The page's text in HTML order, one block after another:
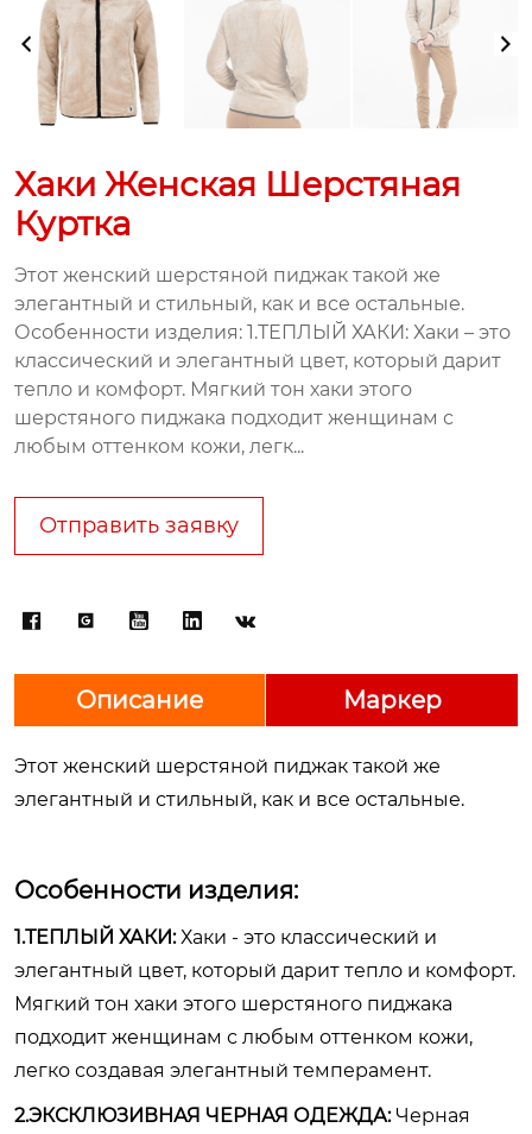
Хаки Женская Шерстяная
Куртка
Этот женский шерстяной пиджак такой же
элегантный и стильный, как и все остальные.
Особенности изделия: 1.ТЕПЛЫЙ ХАКИ: Хаки – это
классический и элегантный цвет, который дарит
тепло и комфорт. Мягкий тон хаки этого
шерстяного пиджака подходит женщинам с
любым оттенком кожи, легк...
Отправить заявку
    
Описание Маркер
Этот женский шерстяной пиджак такой же
элегантный и стильный, как и все остальные.
Особенности изделия:
1.ТЕПЛЫЙ ХАКИ:Хаки - это классический и
элегантный цвет, который дарит тепло и комфорт.
Мягкий тон хаки этого шерстяного пиджака
подходит женщинам с любым оттенком кожи,
легко создавая элегантный темперамент.
2.ЭКСКЛЮЗИВНАЯ ЧЕРНАЯ ОДЕЖДА:Черная